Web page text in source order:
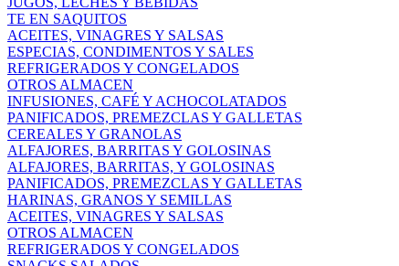
TE EN SAQUITOS
ACEITES, VINAGRES Y SALSAS
ESPECIAS, CONDIMENTOS Y SALES
REFRIGERADOS Y CONGELADOS
OTROS ALMACEN
INFUSIONES, CAFÉ Y ACHOCOLATADOS
PANIFICADOS, PREMEZCLAS Y GALLETAS
CEREALES Y GRANOLAS
ALFAJORES, BARRITAS Y GOLOSINAS
ALFAJORES, BARRITAS, Y GOLOSINAS
PANIFICADOS, PREMEZCLAS Y GALLETAS
HARINAS, GRANOS Y SEMILLAS
ACEITES, VINAGRES Y SALSAS
OTROS ALMACEN
REFRIGERADOS Y CONGELADOS